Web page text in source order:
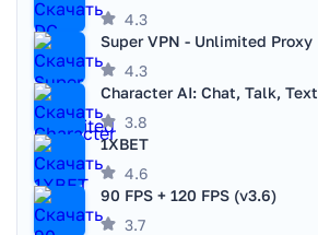
4.3
Super VPN - Unlimited Proxy
4.3
Character AI: Chat, Talk, Text
3.8
1XBET
4.6
90 FPS + 120 FPS (v3.6)
3.7